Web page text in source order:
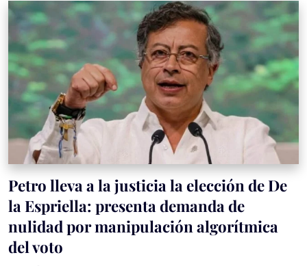
Petro lleva a la justicia la elección de De
la Espriella: presenta demanda de
nulidad por manipulación algorítmica
del voto